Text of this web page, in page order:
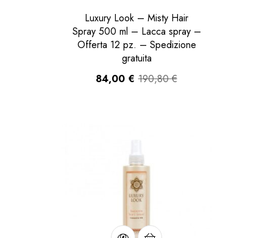
Luxury Look – Misty Hair
Spray 500 ml – Lacca spray –
Offerta 12 pz. – Spedizione
gratuita
190,80€
84,00 €